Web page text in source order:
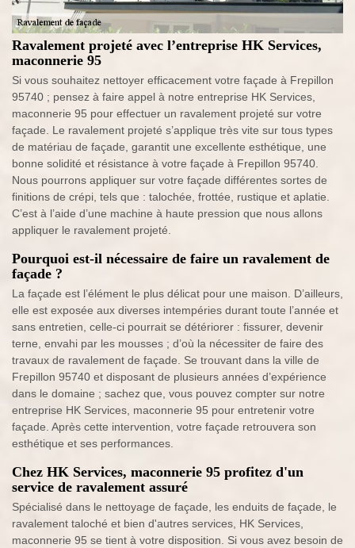
Ravalement projeté avec l’entreprise HK Services,
maconnerie 95
Si vous souhaitez nettoyer efficacement votre façade à Frepillon
95740 ; pensez à faire appel à notre entreprise HK Services,
maconnerie 95 pour effectuer un ravalement projeté sur votre
façade. Le ravalement projeté s’applique très vite sur tous types
de matériau de façade, garantit une excellente esthétique, une
bonne solidité et résistance à votre façade à Frepillon 95740.
Nous pourrons appliquer sur votre façade différentes sortes de
finitions de crépi, tels que : talochée, frottée, rustique et aplatie.
C’est à l’aide d’une machine à haute pression que nous allons
appliquer le ravalement projeté.
Pourquoi est-il nécessaire de faire un ravalement de
façade ?
La façade est l’élément le plus délicat pour une maison. D’ailleurs,
elle est exposée aux diverses intempéries durant toute l’année et
sans entretien, celle-ci pourrait se détériorer : fissurer, devenir
terne, envahi par les mousses ; d’où la nécessiter de faire des
travaux de ravalement de façade. Se trouvant dans la ville de
Frepillon 95740 et disposant de plusieurs années d’expérience
dans le domaine ; sachez que, vous pouvez compter sur notre
entreprise HK Services, maconnerie 95 pour entretenir votre
façade. Après cette intervention, votre façade retrouvera son
esthétique et ses performances.
Chez HK Services, maconnerie 95 profitez d'un
service de ravalement assuré
Spécialisé dans le nettoyage de façade, les enduits de façade, le
ravalement taloché et bien d'autres services, HK Services,
maconnerie 95 se tient à votre disposition. Si vous avez besoin de